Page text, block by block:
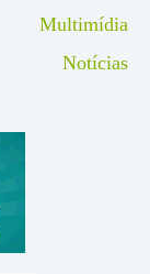
Multimídia
Notícias